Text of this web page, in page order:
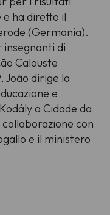
ha diretto il
(Germania).
insegnanti di
Calouste
João dirige la
e
a Cidade da
con
e il ministero